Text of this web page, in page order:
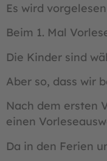
Es wird
Beim 1. Mal
Die Kinder sind
Aber so, dass wir
Nach dem ersten
einen
Da in den Ferien